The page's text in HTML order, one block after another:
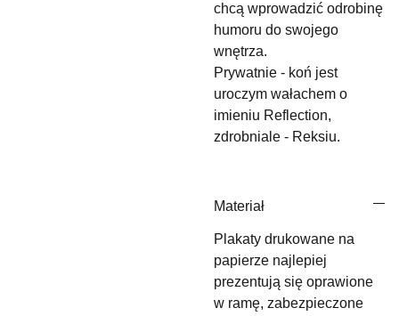
chcą wprowadzić odrobinę
humoru do swojego
wnętrza.
Prywatnie - koń jest
uroczym wałachem o
imieniu Reflection,
zdrobniale - Reksiu.
Materiał
Plakaty drukowane na
papierze najlepiej
prezentują się oprawione
w ramę, zabezpieczone